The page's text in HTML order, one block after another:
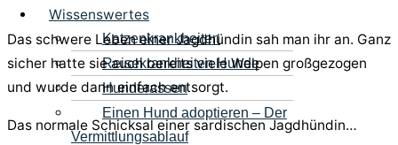
Wissenswertes
Katzenkrankheiten
Reisekrankheiten Hunde
Hunderassen
Einen Hund adoptieren – Der
Vermittlungsablauf
Das schwere Leben einer Jagdhündin sah man ihr an. Ganz
sicher hatte sie auch bereits viele Welpen großgezogen
und wurde dann einfach entsorgt.
Das normale Schicksal einer sardischen Jagdhündin…